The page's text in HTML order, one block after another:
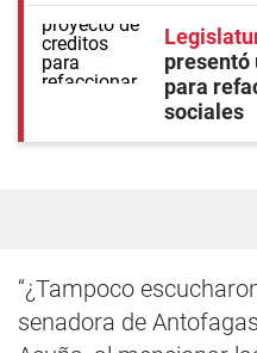
presentó
para
sociales
“¿Tampoco
senadora de